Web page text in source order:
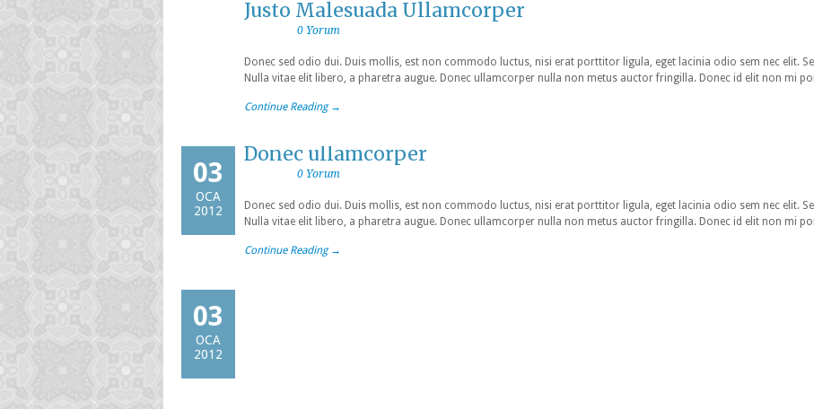
Justo Malesuada Ullamcorper
0 Yorum
Donec sed odio dui. Duis mollis, est non commodo luctus, nisi erat porttitor ligula, eget lacinia odio sem nec elit.
Nulla vitae elit libero, a pharetra augue. Donec ullamcorper nulla non metus auctor fringilla. Donec id elit non mi
Continue Reading →
03
OCA
2012
Donec ullamcorper
0 Yorum
Donec sed odio dui. Duis mollis, est non commodo luctus, nisi erat porttitor ligula, eget lacinia odio sem nec elit.
Nulla vitae elit libero, a pharetra augue. Donec ullamcorper nulla non metus auctor fringilla. Donec id elit non mi
Continue Reading →
03
OCA
2012